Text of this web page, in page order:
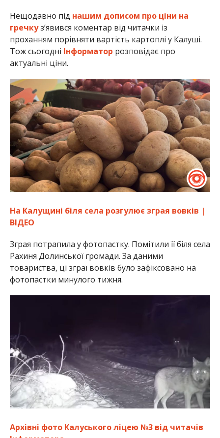
Нещодавно під нашим дописом про ціни на
гречкуз’явився коментар від читачки із
проханням порівняти вартість картоплі у Калуші.
Тож сьогодні Інформатор розповідає про
актуальні ціни.
На Калущині біля села розгулює зграя вовків |
ВІДЕО
Зграя потрапила у фотопастку. Помітили її біля села
Рахиня Долинської громади. За даними
товариства, ці зграї вовків було зафіксовано на
фотопастки минулого тижня.
Архівні фото Калуського ліцею №3 від читачів